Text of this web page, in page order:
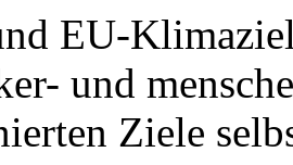
EU-
und
Ziele